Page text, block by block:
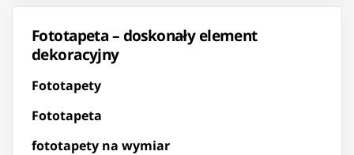
Fototapeta – doskonały element
dekoracyjny
Fototapety
Fototapeta
fototapety na wymiar